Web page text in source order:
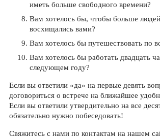
иметь больше свободного времени?
Вам хотелось бы, чтобы больше
восхищались вами?
Вам хотелось бы путешествовать по
Вам хотелось бы работать двадцать
следующем году?
Если вы ответили «да» на первые девять
договориться о встрече на ближайшее
Если вы ответили утвердительно на все
обязательно нужно побеседовать!
Свяжитесь с нами по контактам на нашем